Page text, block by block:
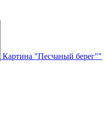
Картина "Песчаный берег""